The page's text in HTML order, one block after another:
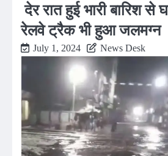
देर रात हुई भारी बारिश से
रेलवे ट्रैक भी हुआ जलमग्न
July 1, 2024 News Desk